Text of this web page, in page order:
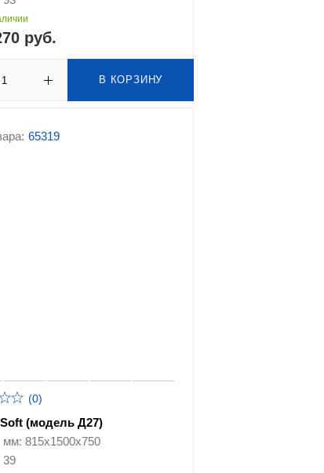
руб.
В КОРЗИНУ
65319
(0)
(модель Д27)
815х1500х750
39